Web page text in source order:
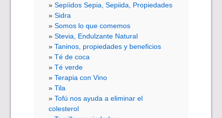
Sepíidos Sepia, Sepiida, Propiedades
Sidra
Somos lo que comemos
Stevia, Endulzante Natural
Taninos, propiedades y beneficios
Té de coca
Té verde
Terapia con Vino
Tila
Tofú nos ayuda a eliminar el
colesterol